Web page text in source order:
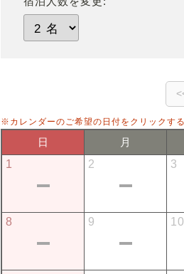
※カレンダーのご希望の日付をクリックす
日 月
1
2 3
8 9 10